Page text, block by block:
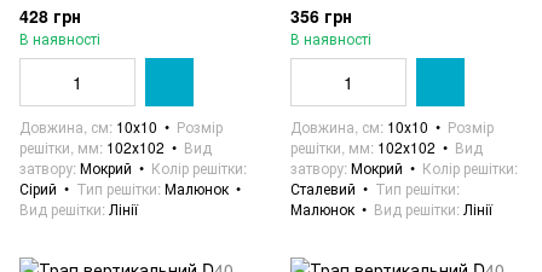
428 грн
В наявності
Довжина, см 10х10
Розмір
решітки, мм 102х102
Вид
затвору Мокрий
Колір решітки
Сірий
Тип решітки Малюнок
Вид решітки Лінії
356 грн
В наявності
Довжина, см 10х10
Розмір
решітки, мм 102х102
Вид
затвору Мокрий
Колір решітки
Сталевий
Тип решітки
Малюнок
Вид решітки Лінії